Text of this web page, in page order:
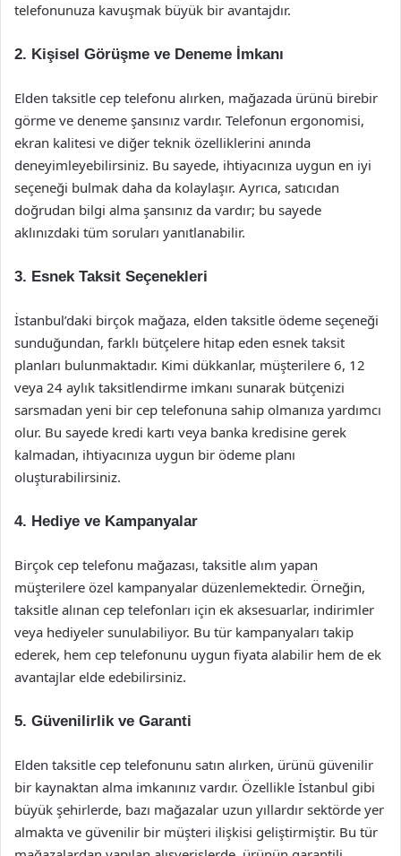
telefonunuza kavuşmak büyük bir avantajdır.
2. Kişisel Görüşme ve Deneme İmkanı
Elden taksitle cep telefonu alırken, mağazada ürünü birebir
görme ve deneme şansınız vardır. Telefonun ergonomisi,
ekran kalitesi ve diğer teknik özelliklerini anında
deneyimleyebilirsiniz. Bu sayede, ihtiyacınıza uygun en iyi
seçeneği bulmak daha da kolaylaşır. Ayrıca, satıcıdan
doğrudan bilgi alma şansınız da vardır; bu sayede
aklınızdaki tüm soruları yanıtlanabilir.
3. Esnek Taksit Seçenekleri
İstanbul’daki birçok mağaza, elden taksitle ödeme seçeneği
sunduğundan, farklı bütçelere hitap eden esnek taksit
planları bulunmaktadır. Kimi dükkanlar, müşterilere 6, 12
veya 24 aylık taksitlendirme imkanı sunarak bütçenizi
sarsmadan yeni bir cep telefonuna sahip olmanıza yardımcı
olur. Bu sayede kredi kartı veya banka kredisine gerek
kalmadan, ihtiyacınıza uygun bir ödeme planı
oluşturabilirsiniz.
4. Hediye ve Kampanyalar
Birçok cep telefonu mağazası, taksitle alım yapan
müşterilere özel kampanyalar düzenlemektedir. Örneğin,
taksitle alınan cep telefonları için ek aksesuarlar, indirimler
veya hediyeler sunulabiliyor. Bu tür kampanyaları takip
ederek, hem cep telefonunu uygun fiyata alabilir hem de ek
avantajlar elde edebilirsiniz.
5. Güvenilirlik ve Garanti
Elden taksitle cep telefonunu satın alırken, ürünü güvenilir
bir kaynaktan alma imkanınız vardır. Özellikle İstanbul gibi
büyük şehirlerde, bazı mağazalar uzun yıllardır sektörde yer
almakta ve güvenilir bir müşteri ilişkisi geliştirmiştir. Bu tür